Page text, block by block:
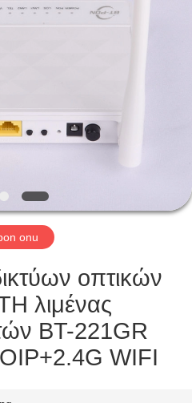
onu
οπτικών
λιμένας
BT-221GR
WIFI